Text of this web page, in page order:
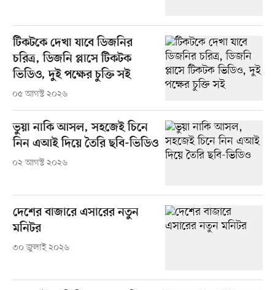
টিকটকে দেখা যাবে ডিজনির
চরিত্র, ডিজনি প্লাসে টিকটক
ভিডিও, দুই পক্ষের চুক্তি সই
০৫ আগস্ট ২০২৬
ভুয়া নাকি আসল, সহজেই চিনে
নিন এআই দিয়ে তৈরি ছবি-ভিডিও
০২ আগস্ট ২০২৬
দেশের বাজারে এসারের নতুন
মনিটর
৩০ জুলাই ২০২৬